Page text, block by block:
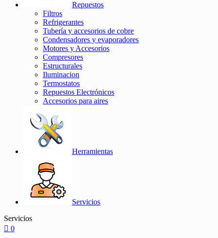
Repuestos
Filtros
Refrigerantes
Tubería y accesorios de cobre
Condensadores y evaporadores
Motores y Accesorios
Compresores
Estructurales
Iluminacion
Termostatos
Repuestos Electrónicos
Accesorios para aires
Herramientas
Servicios
Servicios
0